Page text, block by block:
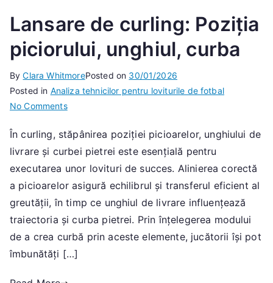
Lansare de curling: Poziția
piciorului, unghiul, curba
ByClara WhitmorePosted on 30/01/2026
Posted in Analiza tehnicilor pentru loviturile de fotbal
No Commentson
de
curling:
Poziția
piciorului,
unghiul,
curba
În curling, stăpânirea poziției picioarelor, unghiului de
livrare și curbei pietrei este esențială pentru
executarea unor lovituri de succes. Alinierea corectă
a picioarelor asigură echilibrul și transferul eficient al
greutății, în timp ce unghiul de livrare influențează
traiectoria și curba pietrei. Prin înțelegerea modului
de a crea curbă prin aceste elemente, jucătorii își pot
îmbunătăți […]